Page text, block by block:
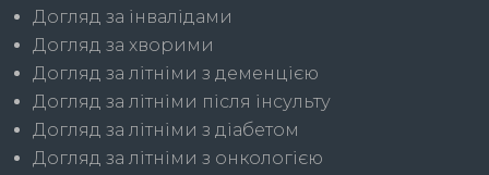
Догляд за інвалідами
Догляд за хворими
Догляд за літніми з деменцією
Догляд за літніми після інсульту
Догляд за літніми з діабетом
Догляд за літніми з онкологією